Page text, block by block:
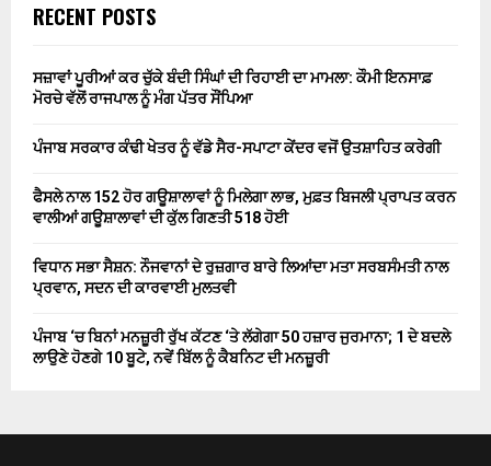
RECENT POSTS
ਸਜ਼ਾਵਾਂ ਪੂਰੀਆਂ ਕਰ ਚੁੱਕੇ ਬੰਦੀ ਸਿੰਘਾਂ ਦੀ ਰਿਹਾਈ ਦਾ ਮਾਮਲਾ: ਕੌਮੀ ਇਨਸਾਫ਼
ਮੋਰਚੇ ਵੱਲੋਂ ਰਾਜਪਾਲ ਨੂੰ ਮੰਗ ਪੱਤਰ ਸੌਂਪਿਆ
ਪੰਜਾਬ ਸਰਕਾਰ ਕੰਢੀ ਖੇਤਰ ਨੂੰ ਵੱਡੇ ਸੈਰ-ਸਪਾਟਾ ਕੇਂਦਰ ਵਜੋਂ ਉਤਸ਼ਾਹਿਤ ਕਰੇਗੀ
ਫੈਸਲੇ ਨਾਲ 152 ਹੋਰ ਗਊਸ਼ਾਲਾਵਾਂ ਨੂੰ ਮਿਲੇਗਾ ਲਾਭ, ਮੁਫ਼ਤ ਬਿਜਲੀ ਪ੍ਰਾਪਤ ਕਰਨ
ਵਾਲੀਆਂ ਗਊਸ਼ਾਲਾਵਾਂ ਦੀ ਕੁੱਲ ਗਿਣਤੀ 518 ਹੋਈ
ਵਿਧਾਨ ਸਭਾ ਸੈਸ਼ਨ: ਨੌਜਵਾਨਾਂ ਦੇ ਰੁਜ਼ਗਾਰ ਬਾਰੇ ਲਿਆਂਦਾ ਮਤਾ ਸਰਬਸੰਮਤੀ ਨਾਲ
ਪ੍ਰਵਾਨ, ਸਦਨ ਦੀ ਕਾਰਵਾਈ ਮੁਲਤਵੀ
ਪੰਜਾਬ ‘ਚ ਬਿਨਾਂ ਮਨਜ਼ੂਰੀ ਰੁੱਖ ਕੱਟਣ ‘ਤੇ ਲੱਗੇਗਾ 50 ਹਜ਼ਾਰ ਜੁਰਮਾਨਾ; 1 ਦੇ ਬਦਲੇ
ਲਾਉਣੇ ਹੋਣਗੇ 10 ਬੂਟੇ, ਨਵੇਂ ਬਿੱਲ ਨੂੰ ਕੈਬਨਿਟ ਦੀ ਮਨਜ਼ੂਰੀ